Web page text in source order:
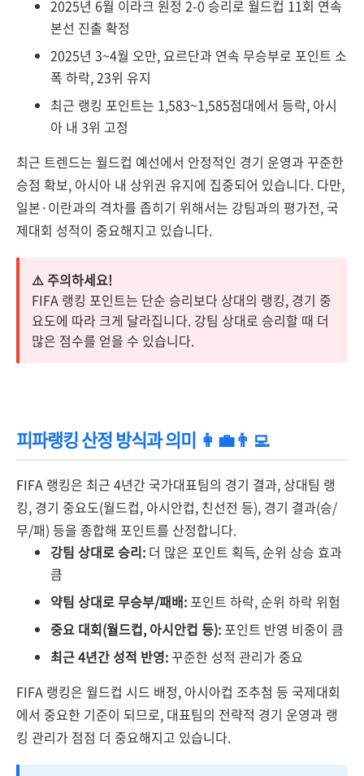
2025년 6월 이라크 원정 2-0 승리로 월드컵 11회 연속
본선 진출 확정
2025년 3~4월 오만, 요르단과 연속 무승부로 포인트 소
폭 하락, 23위 유지
최근 랭킹 포인트는 1,583~1,585점대에서 등락, 아시
아 내 3위 고정
최근 트렌드는 월드컵 예선에서 안정적인 경기 운영과 꾸준한
승점 확보, 아시아 내 상위권 유지에 집중되어 있습니다. 다만,
일본·이란과의 격차를 좁히기 위해서는 강팀과의 평가전, 국
제대회 성적이 중요해지고 있습니다.
⚠️ 주의하세요!
FIFA 랭킹 포인트는 단순 승리보다 상대의 랭킹, 경기 중
요도에 따라 크게 달라집니다. 강팀 상대로 승리할 때 더
많은 점수를 얻을 수 있습니다.
피파랭킹 산정 방식과 의미 👩‍💼👨‍💻
FIFA 랭킹은 최근 4년간 국가대표팀의 경기 결과, 상대팀 랭
킹, 경기 중요도(월드컵, 아시안컵, 친선전 등), 경기 결과(승/
무/패) 등을 종합해 포인트를 산정합니다.
강팀 상대로 승리: 더 많은 포인트 획득, 순위 상승 효과
큼
약팀 상대로 무승부/패배:포인트 하락, 순위 하락 위험
중요 대회(월드컵, 아시안컵 등):포인트 반영 비중이 큼
최근 4년간 성적 반영:꾸준한 성적 관리가 중요
FIFA 랭킹은 월드컵 시드 배정, 아시아컵 조추첨 등 국제대회
에서 중요한 기준이 되므로, 대표팀의 전략적 경기 운영과 랭
킹 관리가 점점 더 중요해지고 있습니다.